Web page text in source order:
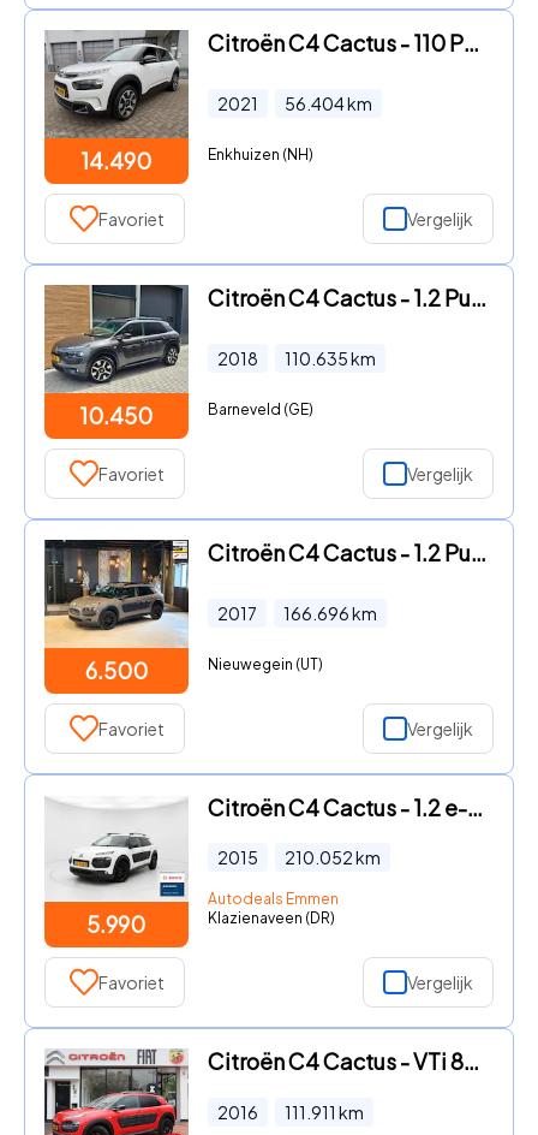
14.490
Citroën C4 Cactus - 110 PK SHINE 12 MND BOVAG RIJKLAAR
2021 56.404km
Enkhuizen (NH)
Favoriet Vergelijk
10.450
Citroën C4 Cactus - 1.2 PureTech Shine Camera Navi 17"
2018 110.635km
Barneveld (GE)
Favoriet Vergelijk
6.500
Citroën C4 Cactus - 1.2 PureTech Shine|Pano|Cam
2017 166.696km
Nieuwegein (UT)
Favoriet Vergelijk
5.990
Citroën C4 Cactus - 1.2 e-VTi Shine CAMERA - NAVI - RIEM VERVANGEN
2015 210.052km
Autodeals Emmen
Klazienaveen (DR)
Favoriet Vergelijk
Citroën C4 Cactus - VTi 82PK Airdream ETG Automaat Shine, Rijklaarprijs | Camera
2016 111.911 km